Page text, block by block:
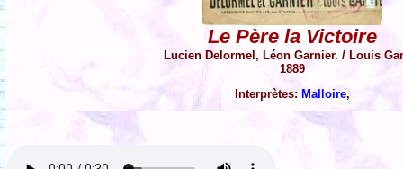
Le Père la Victoire
Lucien Delormel, Léon Garnier. / Louis
1889
Interprètes: Malloire,